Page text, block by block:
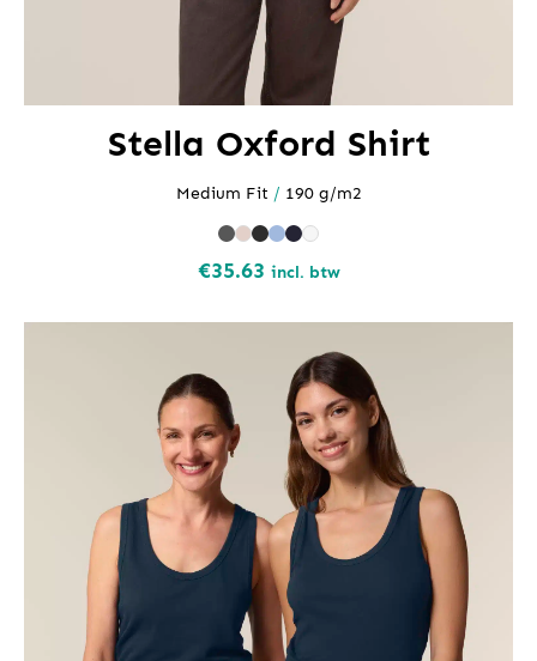
Stella Oxford Shirt
Medium Fit / 190 g/m2
€35.63 incl. btw